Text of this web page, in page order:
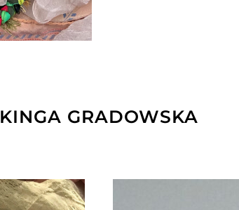
KINGA GRADOWSKA